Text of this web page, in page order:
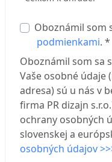
Oboznámil som
podmienkami. *
Oboznámil som sa
Vaše osobné údaje
adresa) sú u nás v
firma PR dizajn
ochrany osobných
slovenskej a
osobných údajov